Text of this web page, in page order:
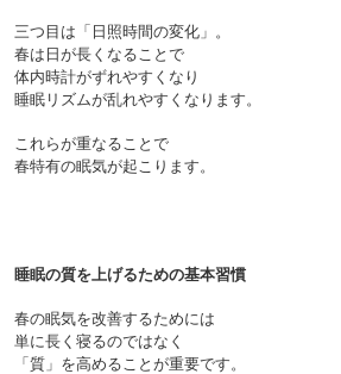
三つ目は「日照時間の変化」。
春は日が長くなることで
体内時計がずれやすくなり
これらが重なることで
春特有の眠気が起こります。
睡眠の質を上げるための基本習慣
春の眠気を改善するためには
単に長く寝るのではなく
「質」を高めることが重要です。